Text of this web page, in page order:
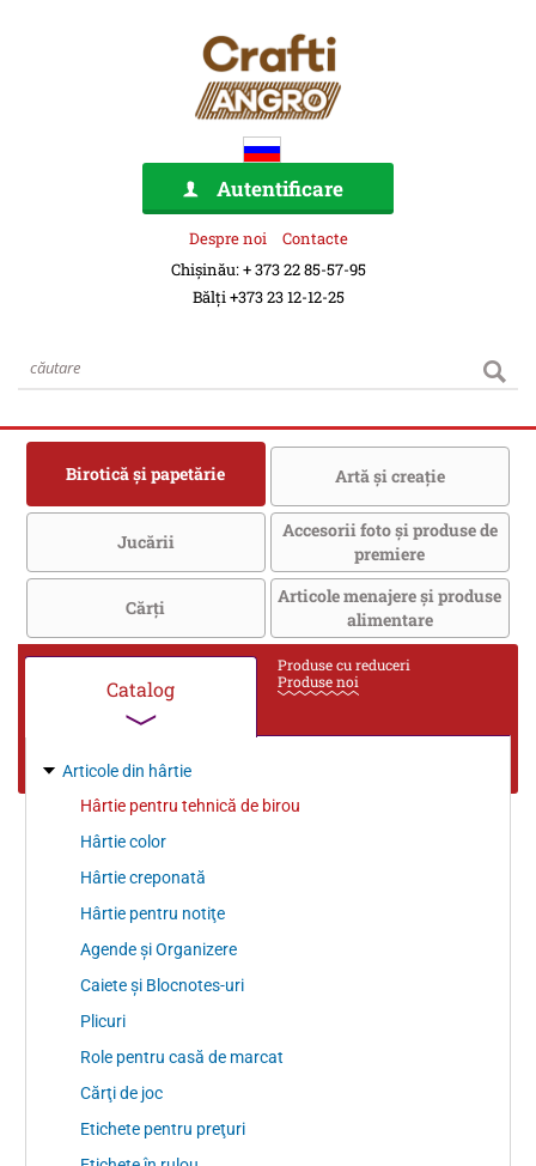
Autentificare
Despre noi
Contacte
Chișinău: + 373 22 85-57-95
Bălți +373 23 12-12-25
Birotică şi papetărie Artă şi creaţie
Jucării
Accesorii foto şi produse de
premiere
Cărţi
Articole menajere și produse
alimentare
Catalog
Produse cu reduceri
Produse noi
Articole din hârtie
Hârtie pentru tehnică de birou
Hârtie color
Hârtie creponată
Hârtie pentru notiţe
Agende şi Organizere
Caiete şi Blocnotes-uri
Plicuri
Role pentru casă de marcat
Cărţi de joc
Etichete pentru preţuri